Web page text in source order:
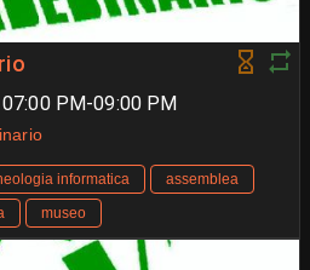
PM-09:00 PM
informatica
assemblea
museo